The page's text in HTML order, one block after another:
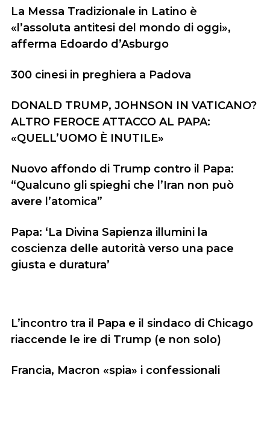
La Messa Tradizionale in Latino è
«l’assoluta antitesi del mondo di oggi»,
afferma Edoardo d’Asburgo
300 cinesi in preghiera a Padova
DONALD TRUMP, JOHNSON IN VATICANO?
ALTRO FEROCE ATTACCO AL PAPA:
«QUELL’UOMO È INUTILE»
Nuovo affondo di Trump contro il Papa:
“Qualcuno gli spieghi che l’Iran non può
avere l’atomica”
Papa: ‘La Divina Sapienza illumini la
coscienza delle autorità verso una pace
giusta e duratura’
L’incontro tra il Papa e il sindaco di Chicago
riaccende le ire di Trump (e non solo)
Francia, Macron «spia» i confessionali